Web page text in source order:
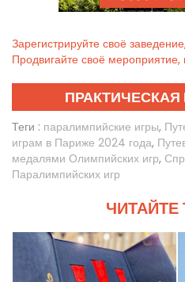
Зарегистрируйте своё
Продвигайте своё
Теги : паралимпийские игры,
играм в Париже 2024 года,
медалями Олимпийских игр,
Паралимпийских игр
ЧИТАЙТЕ